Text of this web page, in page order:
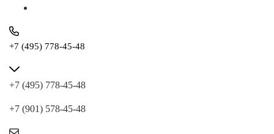
+7 (495) 778-45-48
+7 (495) 778-45-48
+7 (901) 578-45-48